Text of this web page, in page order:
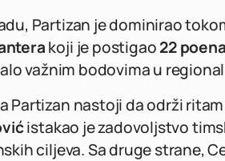
Partizan je dominirao
koji je postigao22 poena
važnim bodovima u
Partizan nastoji da održi
istakao je zadovoljstvo
ciljeva. Sa druge strane,